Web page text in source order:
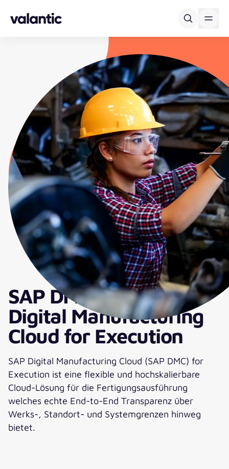
SAP DMCe – SAP
Digital Manufacturing
Cloud for Execution
SAP Digital Manufacturing Cloud (SAP DMC) for
Execution ist eine flexible und hochskalierbare
Cloud-Lösung für die Fertigungsausführung
welches echte End-to-End Transparenz über
Werks-, Standort- und Systemgrenzen hinweg
bietet.